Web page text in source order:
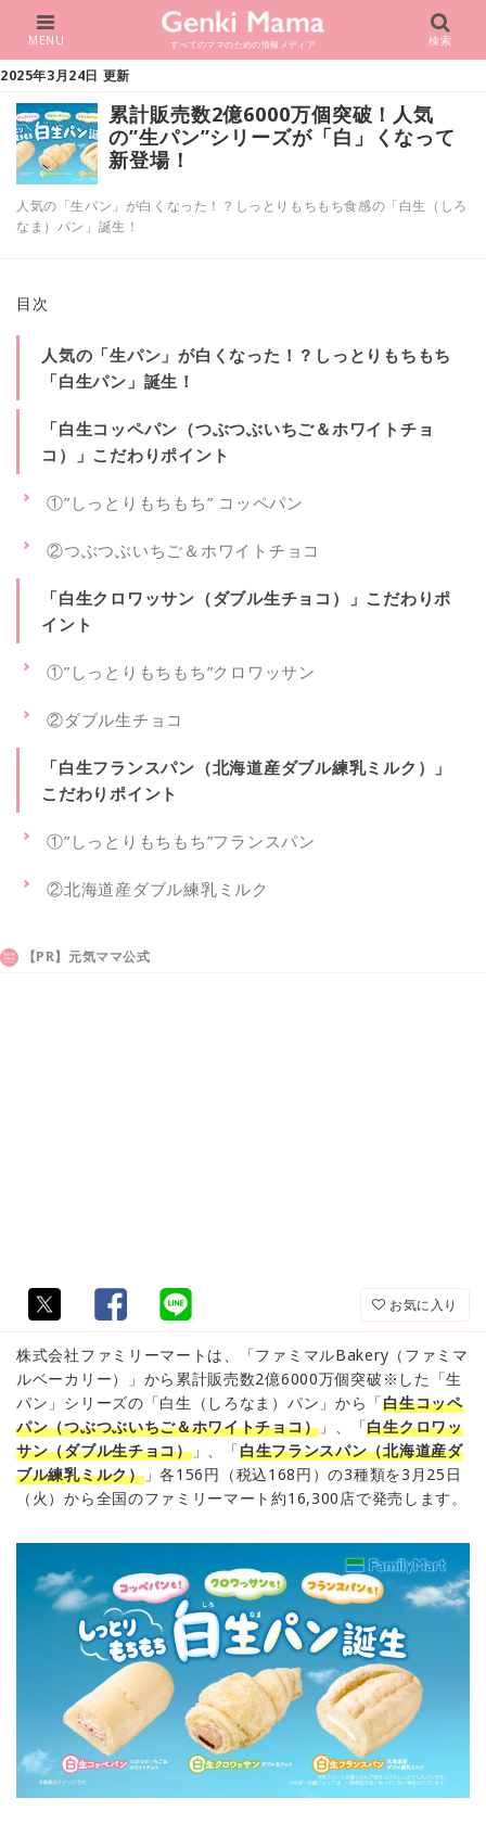
すべてのママのための情報メディア
MENU 検索
2025年3月24日 更新
累計販売数2億6000万個突破！人気
の”生パン”シリーズが「白」くなって
新登場！
人気の「生パン」が白くなった！？しっとりもちもち食感の「白生（しろ
なま）パン」誕生！
目次
人気の「生パン」が白くなった！？しっとりもちもち
「白生パン」誕生！
「白生コッペパン（つぶつぶいちご＆ホワイトチョ
コ）」こだわりポイント
①”しっとりもちもち” コッペパン
②つぶつぶいちご＆ホワイトチョコ
「白生クロワッサン（ダブル生チョコ）」こだわりポ
イント
①”しっとりもちもち”クロワッサン
②ダブル生チョコ
「白生フランスパン（北海道産ダブル練乳ミルク）」
こだわりポイント
①”しっとりもちもち”フランスパン
②北海道産ダブル練乳ミルク
【PR】元気ママ公式
お気に入り
株式会社ファミリーマートは、「ファミマルBakery（ファミマ
ルベーカリー）」から累計販売数2億6000万個突破※した「生
パン」シリーズの「白生（しろなま）パン」から「白生コッペ
パン（つぶつぶいちご＆ホワイトチョコ） 」、「白生クロワッ
サン（ダブル生チョコ）」、「白生フランスパン（北海道産ダ
ブル練乳ミルク）」各156円（税込168円）の3種類を3月25日
（火）から全国のファミリーマート約16,300店で発売します。